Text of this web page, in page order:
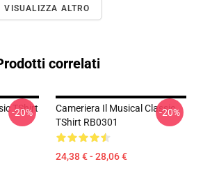
VISUALIZZA ALTRO
correlati
TShirt
-20%
Cameriera Il Musical Classic
TShirt RB0301
24,38 € - 28,06 €
-20%